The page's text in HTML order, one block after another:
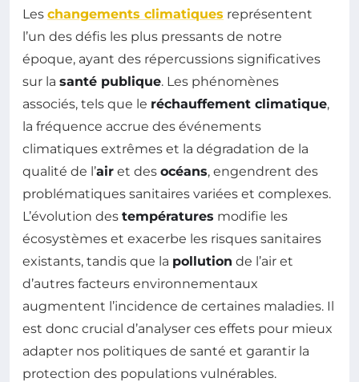
Les changements climatiques représentent
l’un des défis les plus pressants de notre
époque, ayant des répercussions significatives
sur la santé publique. Les phénomènes
associés, tels que le réchauffement climatique,
la fréquence accrue des événements
climatiques extrêmes et la dégradation de la
qualité de l’air et des océans, engendrent des
problématiques sanitaires variées et complexes.
L’évolution des températures modifie les
écosystèmes et exacerbe les risques sanitaires
existants, tandis que la pollution de l’air et
d’autres facteurs environnementaux
augmentent l’incidence de certaines maladies. Il
est donc crucial d’analyser ces effets pour mieux
adapter nos politiques de santé et garantir la
protection des populations vulnérables.